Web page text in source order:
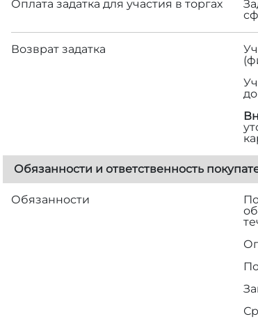
Оплата задатка для участия в торгах
Возврат задатка
Обязанности и ответственность
Обязанности